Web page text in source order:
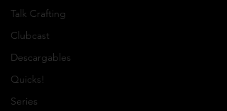
Talk Crafting
Clubcast
Descargables
Quicks!
Series